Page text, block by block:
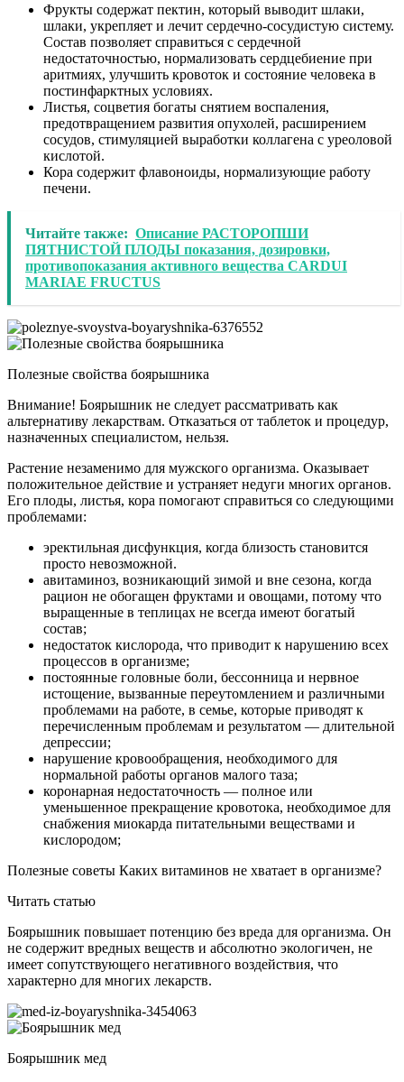
Фрукты содержат пектин, который выводит шлаки,
шлаки, укрепляет и лечит сердечно-сосудистую систему.
Состав позволяет справиться с сердечной
недостаточностью, нормализовать сердцебиение при
аритмиях, улучшить кровоток и состояние человека в
постинфарктных условиях.
Листья, соцветия богаты снятием воспаления,
предотвращением развития опухолей, расширением
сосудов, стимуляцией выработки коллагена с уреоловой
кислотой.
Кора содержит флавоноиды, нормализующие работу
печени.
Читайте также: Описание РАСТОРОПШИ
ПЯТНИСТОЙ ПЛОДЫ показания, дозировки,
противопоказания активного вещества CARDUI
MARIAE FRUCTUS
Полезные свойства боярышника
Внимание! Боярышник не следует рассматривать как
альтернативу лекарствам. Отказаться от таблеток и процедур,
назначенных специалистом, нельзя.
Растение незаменимо для мужского организма. Оказывает
положительное действие и устраняет недуги многих органов.
Его плоды, листья, кора помогают справиться со следующими
проблемами:
эректильная дисфункция, когда близость становится
просто невозможной.
авитаминоз, возникающий зимой и вне сезона, когда
рацион не обогащен фруктами и овощами, потому что
выращенные в теплицах не всегда имеют богатый
состав;
недостаток кислорода, что приводит к нарушению всех
процессов в организме;
постоянные головные боли, бессонница и нервное
истощение, вызванные переутомлением и различными
проблемами на работе, в семье, которые приводят к
перечисленным проблемам и результатом — длительной
депрессии;
нарушение кровообращения, необходимого для
нормальной работы органов малого таза;
коронарная недостаточность — полное или
уменьшенное прекращение кровотока, необходимое для
снабжения миокарда питательными веществами и
кислородом;
Полезные советы Каких витаминов не хватает в организме?
Читать статью
Боярышник повышает потенцию без вреда для организма. Он
не содержит вредных веществ и абсолютно экологичен, не
имеет сопутствующего негативного воздействия, что
характерно для многих лекарств.
Боярышник мед